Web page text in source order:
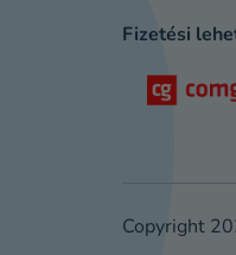
Fizetési
Copyright